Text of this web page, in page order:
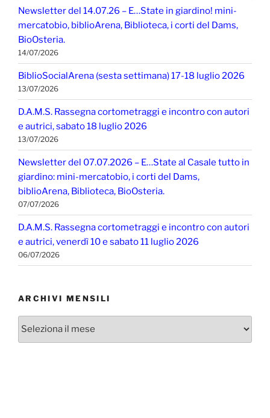
Newsletter del 14.07.26 – E…State in giardino! mini-
mercatobio, biblioArena, Biblioteca, i corti del Dams,
BioOsteria.
14/07/2026
BiblioSocialArena (sesta settimana) 17-18 luglio 2026
13/07/2026
D.A.M.S. Rassegna cortometraggi e incontro con autori
e autrici, sabato 18 luglio 2026
13/07/2026
Newsletter del 07.07.2026 – E…State al Casale tutto in
giardino: mini-mercatobio, i corti del Dams,
biblioArena, Biblioteca, BioOsteria.
07/07/2026
D.A.M.S. Rassegna cortometraggi e incontro con autori
e autrici, venerdì 10 e sabato 11 luglio 2026
06/07/2026
ARCHIVI MENSILI
Archivi